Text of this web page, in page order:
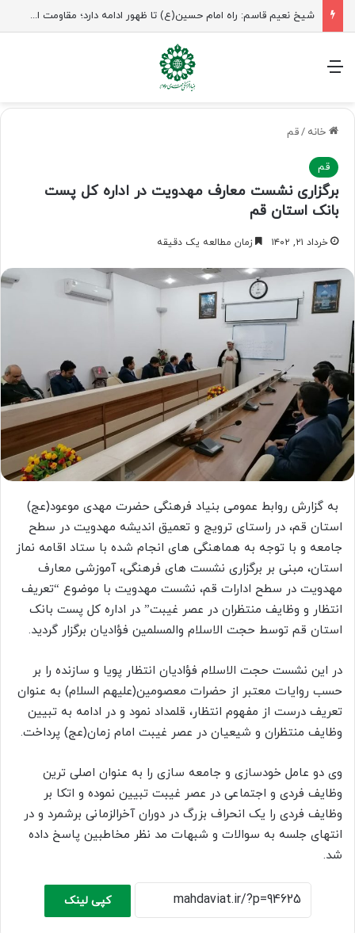
منو
خانه /قم
قم
برگزاری نشست معارف مهدویت در اداره کل پست
بانک استان قم
خرداد ۲۱, ۱۴۰۲ زمان مطالعه یک دقیقه
به گزارش روابط عمومی بنیاد فرهنگی حضرت مهدی موعود(عج)
استان قم، در راستای ترویج و تعمیق اندیشه مهدویت در سطح
جامعه و با توجه به هماهنگی های انجام شده با ستاد اقامه نماز
استان، مبنی بر برگزاری نشست های فرهنگی، آموزشی معارف
مهدویت در سطح ادارات قم، نشست مهدویت با موضوع “تعریف
انتظار و وظایف منتظران در عصر غیبت” در اداره کل پست بانک
استان قم توسط حجت الاسلام والمسلمین فؤادیان برگزار گردید.
در این نشست حجت الاسلام فؤادیان انتظار پویا و سازنده را بر
حسب روایات معتبر از حضرات معصومین(علیهم السلام) به عنوان
تعریف درست از مفهوم انتظار، قلمداد نمود و در ادامه به تبیین
وظایف منتظران و شیعیان در عصر غیبت امام زمان(عج) پرداخت.
وی دو عامل خودسازی و جامعه سازی را به عنوان اصلی ترین
وظایف فردی و اجتماعی در عصر غیبت تبیین نموده و اتکا بر
وظایف فردی را یک انحراف بزرگ در دوران آخرالزمانی برشمرد و در
انتهای جلسه به سوالات و شبهات مد نظر مخاطبین پاسخ داده
شد.
کپی لینک